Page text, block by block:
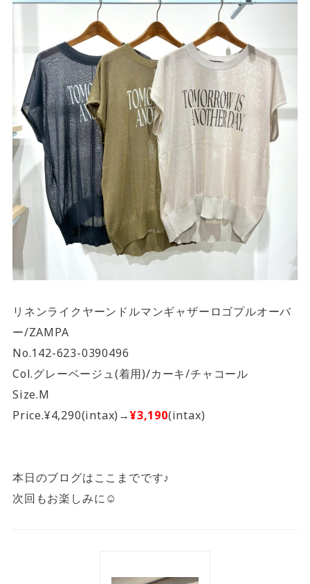
リネンライクヤーンドルマンギャザーロゴプルオーバ
ー/ZAMPA
No.142-623-0390496
Col.グレーベージュ(着用)/カーキ/チャコール
Size.M
Price.¥4,290(intax)→¥3,190(intax)
本日のブログはここまでです♪
次回もお楽しみに☺️